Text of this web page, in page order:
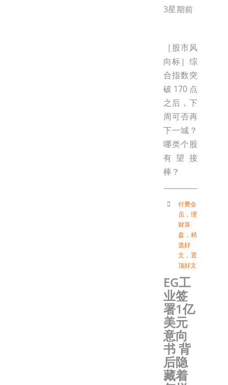
3星期前
［股市风
向标］综
合指数突
破170点
之后，下
周可否再
下一城？
哪类个股
有望接
棒？
付费会
员 ， 理
财算
盘 ， 精
选好
文 ， 置
顶好文
EG工
业签
署1亿
美元
意向
书 背
后隐
藏着